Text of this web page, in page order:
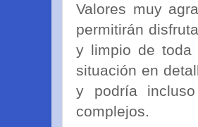
Valores muy
permitirán
y limpio de toda
situación en
y podría
complejos.